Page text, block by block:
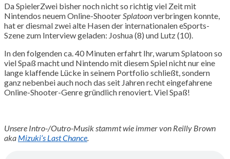
Da SpielerZwei bisher noch nicht so richtig viel Zeit mit
Nintendos neuem Online-Shooter Splatoonverbringen konnte,
hat er diesmal zwei alte Hasen der internationalen eSports-
Szene zum Interview geladen: Joshua (8) und Lutz (10).
In den folgenden ca. 40 Minuten erfahrt Ihr, warum Splatoon so
viel Spaß macht und Nintendo mit diesem Spiel nicht nur eine
lange klaffende Lücke in seinem Portfolio schließt, sondern
ganz nebenbei auch noch das seit Jahren recht eingefahrene
Online-Shooter-Genre gründlich renoviert. Viel Spaß!
Unsere Intro-/Outro-Musik stammt wie immer von Reilly Brown
aka Mizuki’s Last Chance